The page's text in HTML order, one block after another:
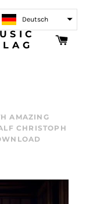
AMAZING
CHRISTOPH
Deutsch